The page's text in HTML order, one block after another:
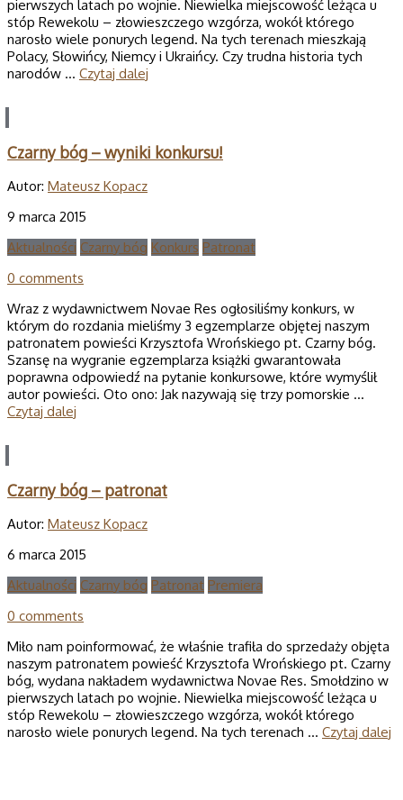
pierwszych latach po wojnie. Niewielka miejscowość leżąca u
stóp Rewekolu – złowieszczego wzgórza, wokół którego
narosło wiele ponurych legend. Na tych terenach mieszkają
Polacy, Słowińcy, Niemcy i Ukraińcy. Czy trudna historia tych
narodów … Czytaj dalej
Czarny bóg – wyniki konkursu!
Autor: Mateusz Kopacz
9 marca 2015
Aktualności Czarny bóg Konkurs Patronat
0 comments
Wraz z wydawnictwem Novae Res ogłosiliśmy konkurs, w
którym do rozdania mieliśmy 3 egzemplarze objętej naszym
patronatem powieści Krzysztofa Wrońskiego pt. Czarny bóg.
Szansę na wygranie egzemplarza książki gwarantowała
poprawna odpowiedź na pytanie konkursowe, które wymyślił
autor powieści. Oto ono: Jak nazywają się trzy pomorskie …
Czytaj dalej
Czarny bóg – patronat
Autor: Mateusz Kopacz
6 marca 2015
Aktualności Czarny bóg Patronat Premiera
0 comments
Miło nam poinformować, że właśnie trafiła do sprzedaży objęta
naszym patronatem powieść Krzysztofa Wrońskiego pt. Czarny
bóg, wydana nakładem wydawnictwa Novae Res. Smołdzino w
pierwszych latach po wojnie. Niewielka miejscowość leżąca u
stóp Rewekolu – złowieszczego wzgórza, wokół którego
narosło wiele ponurych legend. Na tych terenach … Czytaj dalej